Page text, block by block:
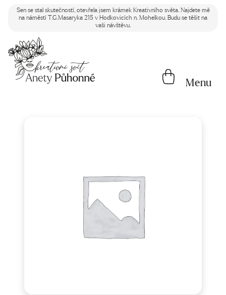
Sen se stal skutečností, otevřela jsem krámek Kreativního světa. Najdete mě
na náměstí T.G.Masaryka 215 v Hodkovicích n. Mohelkou. Budu se těšit na
vaši návštěvu.
Menu